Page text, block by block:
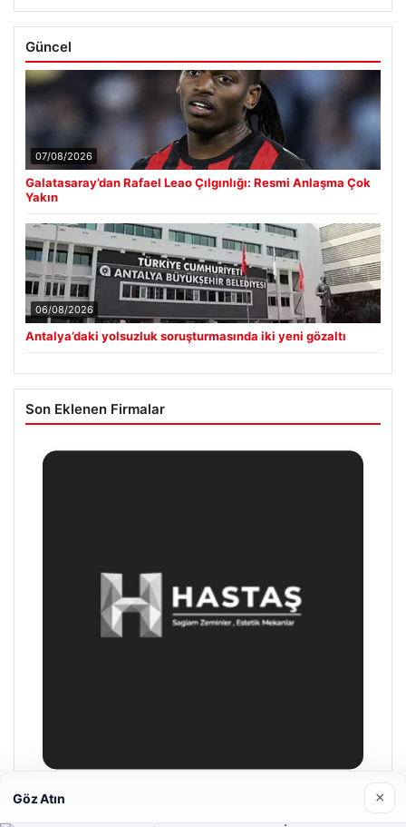
■Açık Hava Yaşam alanlarında Konfor ve bahçe mutfağı
Tasarımları
Güncel
Galatasaray’dan Rafael Leao Çılgınlığı: Resmi Anlaşma Çok
Yakın
Antalya’daki yolsuzluk soruşturmasında iki yeni gözaltı
Son Eklenen Firmalar
Göz Atın ×